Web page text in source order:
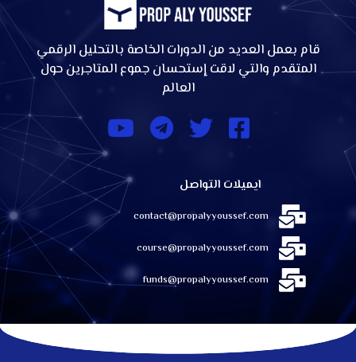
قام بعمل العديد من الدورات الخاصة بالتحليل الرقمي
المتقدم والتي لاقت إستحسان جموع المتاجرين حول
العالم
ايميلات التواصل
contact@propalyyoussef.com
course@propalyyoussef.com
funds@propalyyoussef.com